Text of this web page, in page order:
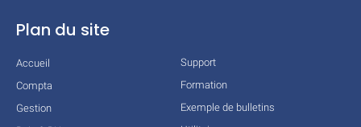
Plan du site
Accueil
Compta
Gestion
Support
Formation
Exemple de bulletins